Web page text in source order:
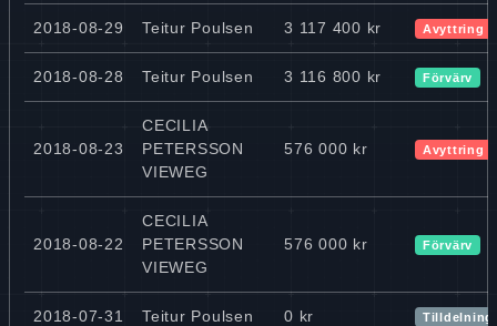
2018-08-29 Teitur Poulsen 3 117 400 kr Avyttring
2018-08-28 Teitur Poulsen 3 116 800 kr Förvärv
2018-08-23
CECILIA
PETERSSON
VIEWEG
576 000 kr Avyttring
2018-08-22
CECILIA
PETERSSON
VIEWEG
576 000 kr Förvärv
2018-07-31 Teitur Poulsen 0 kr Tilldelning